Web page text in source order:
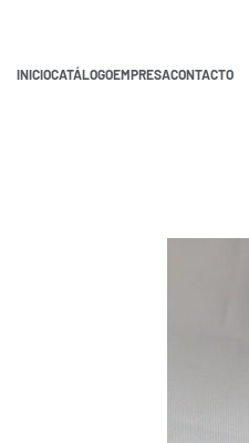
INICIOCATÁLOGOEMPRESACONTACTO